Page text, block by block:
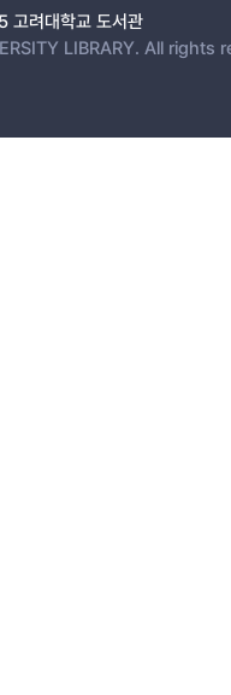
고려대학교 도서관
LIBRARY. All rights